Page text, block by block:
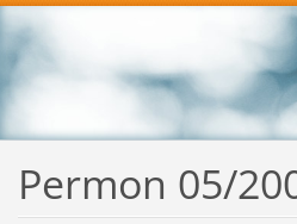
Permon 05/